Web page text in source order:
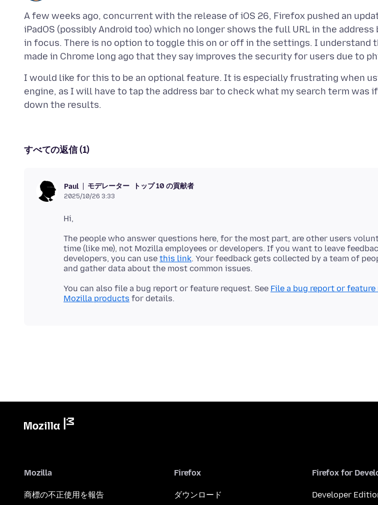
A few weeks ago, concurrent with the release of iOS 26, Firefox pushed an
iPadOS (possibly Android too) which no longer shows the full URL in the
in focus. There is no option to toggle this on or off in the settings. I understand
I would like for this to be an optional feature. It is especially frustrating when
engine, as I will have to tap the address bar to check what my search term was
すべての返信 (1)
Paul モデレーター トップ 10 の貢献者
2025/10/26 3:33
The people who answer questions here, for the most part, are other users
time (like me), not Mozilla employees or developers. If you want to leave
developers, you can use this link. Your feedback gets collected by a team of
You can also file a bug report or feature request. See File a bug report or
Mozilla products
Mozilla
商標の不正使用を報告
Firefox
ダウンロード
Firefox for
Developer